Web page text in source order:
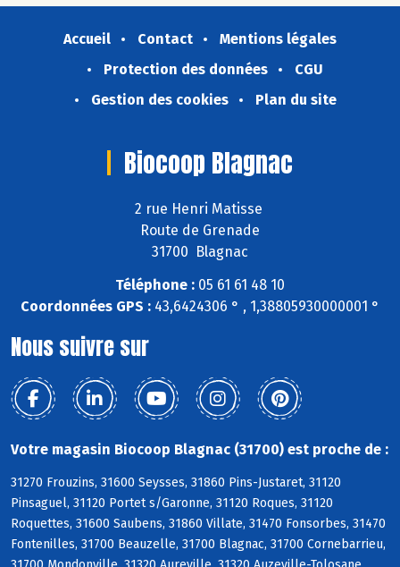
Accueil Contact
Mentions légales
Protection des données
CGU
Gestion des cookies
Plan du site
Biocoop Blagnac
2 rue Henri Matisse
Route de Grenade
31700 Blagnac
Téléphone : 05 61 61 48 10
Coordonnées GPS : 43,6424306 ° , 1,38805930000001 °
Nous suivre sur
Votre magasin Biocoop Blagnac (31700) est proche de :
31270 Frouzins, 31600 Seysses, 31860 Pins-Justaret, 31120
Pinsaguel, 31120 Portet s/Garonne, 31120 Roques, 31120
Roquettes, 31600 Saubens, 31860 Villate, 31470 Fonsorbes, 31470
Fontenilles, 31700 Beauzelle, 31700 Blagnac, 31700 Cornebarrieu,